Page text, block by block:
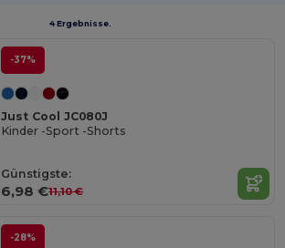
4 Ergebnisse.
-37%
Just Cool JC080J
Kinder -Sport -Shorts
Günstigste:
6,98 €11,10 €
-28%